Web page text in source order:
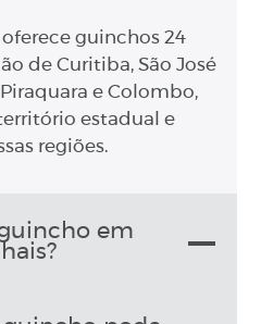
guinchos 24
de Curitiba, São José
e Colombo,
estadual e
regiões.
em